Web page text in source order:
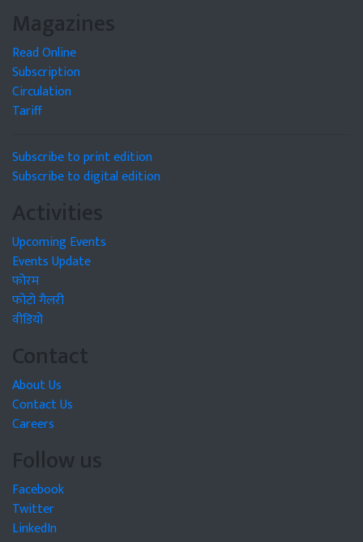
Magazines
Read Online
Subscription
Circulation
Tariff
Subscribe to print edition
Subscribe to digital edition
Activities
Upcoming Events
Events Update
फोरम
फोटो गैलरी
वीडियो
Contact
About Us
Contact Us
Careers
Follow us
Facebook
Twitter
LinkedIn